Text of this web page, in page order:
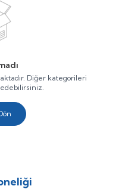
Diğer kategorileri